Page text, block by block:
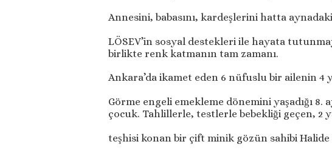
Annesini, babasını, kardeşlerini hatta
LÖSEV’in sosyal destekleri ile hayata
birlikte renk katmanın tam zamanı.
Ankara’da ikamet eden 6 nüfuslu bir ailenin 4
Görme engeli emekleme dönemini yaşadığı 8.
çocuk. Tahlillerle, testlerle bebekliği geçen, 2
teşhisi konan bir çift minik gözün sahibi